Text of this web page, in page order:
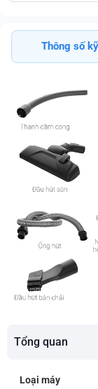
Thông số
Tổng quan
Loại máy